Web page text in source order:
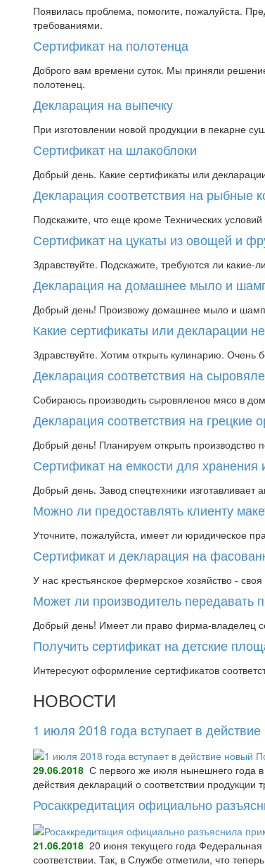
Появилась проблема, помогите, пожалуйста.
требованиями.
Сертификат на полотенца
Доброго вам времени суток. Мы приняли
полотенец.
Декларация на выпечку
При изготовлении новой продукции в пекарне
Сертификат на шлакоблоки
Добрый день. Какие сертификаты или
Декларация соответствия на рыбные
Подскажите, что еще кроме Технических
Сертификат на цукаты из овощей и
Здравствуйте. Подскажите, требуются ли какие-
Декларация на домашнее мыло и
Добрый день! Произвожу домашнее мыло и
Какие сертификаты или декларации
Здравствуйте. Хотим открыть кулинарию.
Декларация соответствия на
Собираюсь производить сыровяленое мясо в
Декларация соответствия на грецкие
Добрый день! Планируем открыть производство
Сертификат на емкости для хранения
Добрый день. Завод спецтехники изготавливает
Можно ли предоставлять клиенту
Уточните, пожалуйста, имеет ли юридическое
Сертификат и декларация на
У нас крестьянское фермерское хозяйство -
Может ли производитель передавать
Добрый день! Имеет ли право фирма-владелец
Получить сертификат на детские
Интересуют оформление сертификатов
НОВОСТИ
1 июля 2018 года вступает в
29.06.2018 С первого же июля нынешнего года
действия деклараций о соответствии продукции
Росаккредитация официально
21.06.2018 20 июня текущего года
соответствии. Так, в Службе отметили, что